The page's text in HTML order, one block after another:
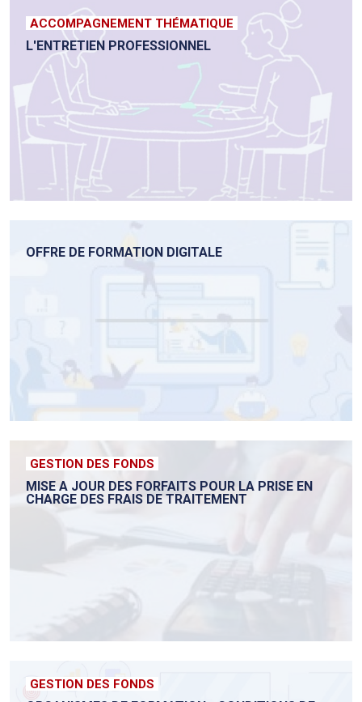
ACCOMPAGNEMENT THÉMATIQUE
L'ENTRETIEN PROFESSIONNEL
OFFRE DE FORMATION DIGITALE
GESTION DES FONDS
MISE A JOUR DES FORFAITS POUR LA PRISE EN
CHARGE DES FRAIS DE TRAITEMENT
GESTION DES FONDS